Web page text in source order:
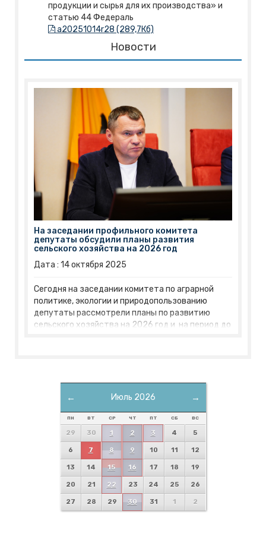
продукции и сырья для их производства» и
статью 44 Федераль
a20251014r28 (289,7Кб)
Новости
На заседании профильного комитета
депутаты обсудили планы развития
сельского хозяйства на 2026 год
Дата : 14октября 2025
Сегодня на заседании комитета по аграрной
политике, экологии и природопользованию
депутаты рассмотрели планы по развитию
сельского хозяйства на 2026 год и на период до
← →
Июль 2026
ПН ВТ СР ЧТ ПТ СБ ВС
29 30 1 2 3 4 5
6 7 8 9 10 11 12
13 14 15 16 17 18 19
20 21 22 23 24 25 26
27 28 29 30 31 1 2